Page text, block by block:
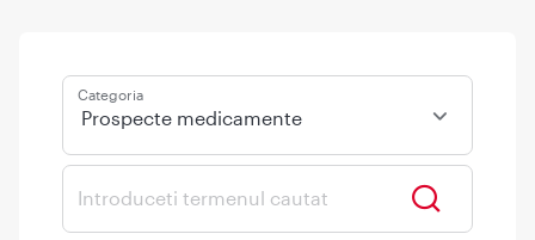
Categoria
Prospecte medicamente